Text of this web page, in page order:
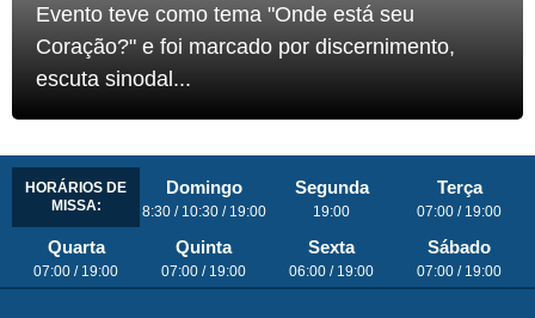
Evento teve como tema "Onde está seu
Coração?" e foi marcado por discernimento,
escuta sinodal...
HORÁRIOS DE
MISSA:
Domingo
8:30 / 10:30 / 19:00
Segunda
19:00
Terça
07:00 / 19:00
Quarta
07:00 / 19:00
Quinta
07:00 / 19:00
Sexta
06:00 / 19:00
Sábado
07:00 / 19:00